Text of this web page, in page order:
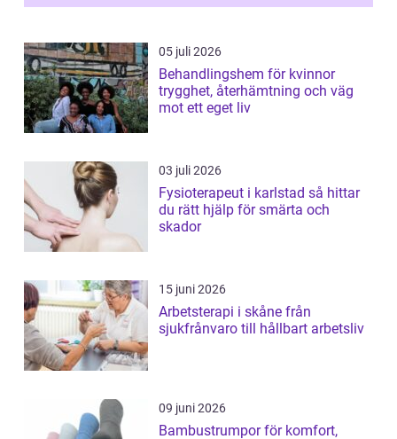
05 juli 2026
Behandlingshem för kvinnor
trygghet, återhämtning och väg
mot ett eget liv
03 juli 2026
Fysioterapeut i karlstad så hittar
du rätt hjälp för smärta och
skador
15 juni 2026
Arbetsterapi i skåne från
sjukfrånvaro till hållbart arbetsliv
09 juni 2026
Bambustrumpor för komfort,